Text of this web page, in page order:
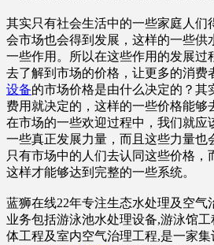
其实只有社会生活中的一些家庭人们
会市场也会得到发展，这样的一些供
一些作用。所以在这些作用的发展过
去了解到市场的价格，让更多的消费
设备的市场价格是由什么决定的？其
费用就决定的，这样的一些价格能够
在市场的一些欢迎过程中，我们就应
一些真正发展力量，而且这些力量也
只有市场中的人们去认同这些价格，
这样才能够达到完整的一些系统。
蓝狮在线22年专注生态水处理及空气
业务包括游泳池水处理设备,游泳馆
体工程及室内空气治理工程,是一家